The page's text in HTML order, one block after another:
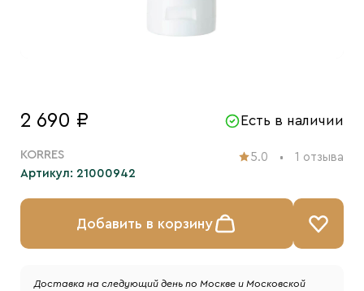
2 690 ₽ Есть в наличии
5.0 1 отзыва
KORRES
Артикул: 21000942
Добавить в корзину
Доставка на следующий день по Москве и Московской